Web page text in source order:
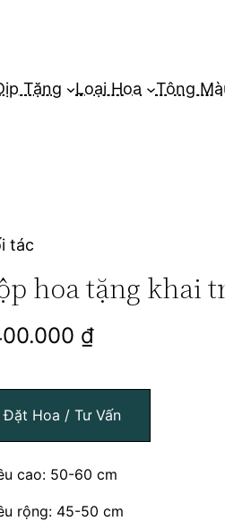
Tặng Loại Hoa Tông
tác
hoa tặng khai
₫
Đặt Hoa / Tư Vấn
cao: 50-60 cm
rộng: 45-50 cm